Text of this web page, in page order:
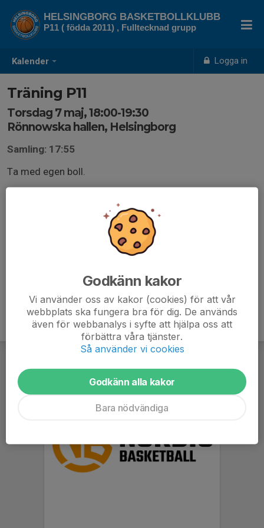
Kalender Logga in
HELSINGBORG BASKETBOLLKLUBB
P11 ( födda 2011) , Fulltecknad grupp
Träning P11
Torsdag 7 maj, 18:00-19:30
Rönnowska hallen, Helsingborg
Samling: 17:55
Ta med egen boll.
Godkänn kakor
Vi använder oss av kakor (cookies) för att vår
webbplats ska fungera bra för dig. De används
även för webbanalys i syfte att hjälpa oss att
förbättra våra tjänster.
Så använder vi cookies
Godkänn alla kakor
Bara nödvändiga